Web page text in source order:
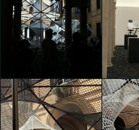
The Art of Dreams
The
Sofia